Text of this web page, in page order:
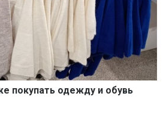
покупать одежду и обувь